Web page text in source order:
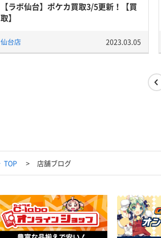
【ラボ仙台】ポケカ買取3/5更新！【買
取】
仙台店 2023.03.05
TOP 店舗ブログ